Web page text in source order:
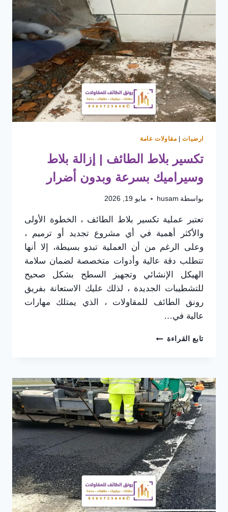
ارضيات| مقاولات عامة
تكسير بلاط الطائف | إزالة بلاط
وسيراميك بسرعة وبدون أضرار
بواسطة husam مايو 19, 2026
تعتبر عملية تكسير بلاط الطائف ، الخطوة الأولى
والأكثر أهمية في أي مشروع تجديد أو ترميم ،
وعلى الرغم من أن العملية تبدو بسيطة، إلا أنها
تتطلب دقة عالية وأدوات متخصصة لضمان سلامة
الهيكل الإنشائي وتجهيز السطح بشكل صحيح
للتشطيبات الجديدة ، لذلك عليك الاستعانة بفريق
رونق الطائف للمقاولات ، الذي يمتلك مهارات
عالية في…
تابع القراءة تكسير
إزالة
بلاط
وسيراميك
بسرعة
وبدون
أضرار